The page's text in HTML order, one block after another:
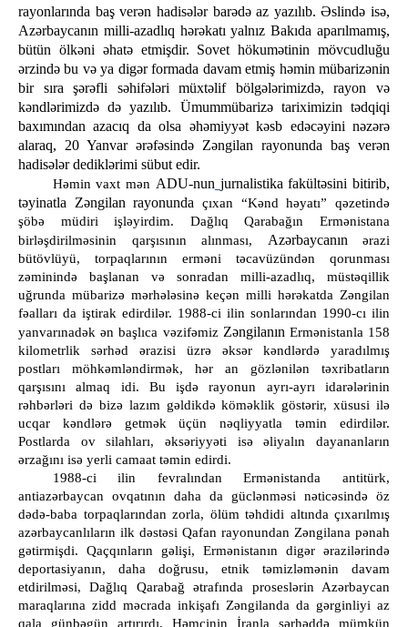
rayonlarında baş verən hadisələr barədə az yazılıb. Əslində isə,
Azərbaycanın milli-azadlıq hərəkatı yalnız Bakıda aparılmamış,
bütün ölkəni əhatə etmişdir. Sovet hökumətinin mövcudluğu
ərzində bu və ya digər formada davam etmiş həmin mübarizənin
bir sıra şərəfli səhifələri müxtəlif bölgələrimizdə, rayon və
kəndlərimizdə də yazılıb. Ümummübarizə tariximizin tədqiqi
baxımından azacıq da olsa əhəmiyyət kəsb edəcəyini nəzərə
alaraq, 20 Yanvar ərəfəsində Zəngilan rayonunda baş verən
hadisələr dediklərimi sübut edir.
Həmin vaxt mən ADU-nun jurnalistika fakültəsini bitirib,
təyinatla Zəngilan rayonunda çıxan “Kənd həyatı” qəzetində
şöbə müdiri işləyirdim. Dağlıq Qarabağın Ermənistana
birləşdirilməsinin qarşısının alınması, Azərbaycanın ərazi
bütövlüyü, torpaqlarının erməni təcavüzündən qorunması
zəminində başlanan və sonradan milli-azadlıq, müstəqillik
uğrunda mübarizə mərhələsinə keçən milli hərəkatda Zəngilan
fəalları da iştirak edirdilər. 1988-ci ilin sonlarından 1990-cı ilin
yanvarınadək ən başlıca vəzifəmiz Zəngilanın Ermənistanla 158
kilometrlik sərhəd ərazisi üzrə əksər kəndlərdə yaradılmış
postları möhkəmləndirmək, hər an gözlənilən təxribatların
qarşısını almaq idi. Bu işdə rayonun ayrı-ayrı idarələrinin
rəhbərləri də bizə lazım gəldikdə köməklik göstərir, xüsusi ilə
ucqar kəndlərə getmək üçün nəqliyyatla təmin edirdilər.
Postlarda ov silahları, əksəriyyəti isə əliyalın dayananların
ərzağını isə yerli camaat təmin edirdi.
1988-ci ilin fevralından Ermənistanda antitürk,
antiazərbaycan ovqatının daha da güclənməsi nəticəsində öz
dədə-baba torpaqlarından zorla, ölüm təhdidi altında çıxarılmış
azərbaycanlıların ilk dəstəsi Qafan rayonundan Zəngilana pənah
gətirmişdi. Qaçqınların gəlişi, Ermənistanın digər ərazilərində
deportasiyanın, daha doğrusu, etnik təmizləmənin davam
etdirilməsi, Dağlıq Qarabağ ətrafında proseslərin Azərbaycan
maraqlarına zidd məcrada inkişafı Zəngilanda da gərginliyi az
qala günbəgün artırırdı. Həmçinin İranla sərhəddə mümkün